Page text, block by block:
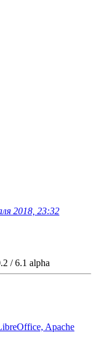
2018, 23:32
/ 6.1 alpha
Apache